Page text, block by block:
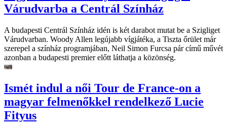
Várudvarba a Centrál Színház
A budapesti Centrál Színház idén is két darabot mutat be a Szigliget
Várudvarban. Woody Allen legújabb vígjátéka, a Tiszta őrület már
szerepel a színház programjában, Neil Simon Furcsa pár című művét
azonban a budapesti premier előtt láthatja a közönség.
Ismét indul a női Tour de France-on a
magyar felmenőkkel rendelkező Lucie
Fityus